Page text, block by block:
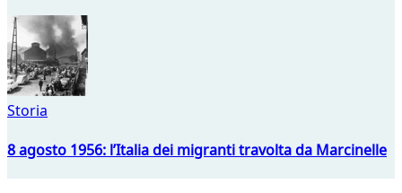
Storia
8 agosto 1956: l’Italia dei migranti travolta da Marcinelle